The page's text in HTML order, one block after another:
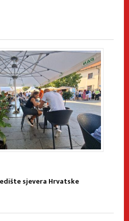
sjevera Hrvatske